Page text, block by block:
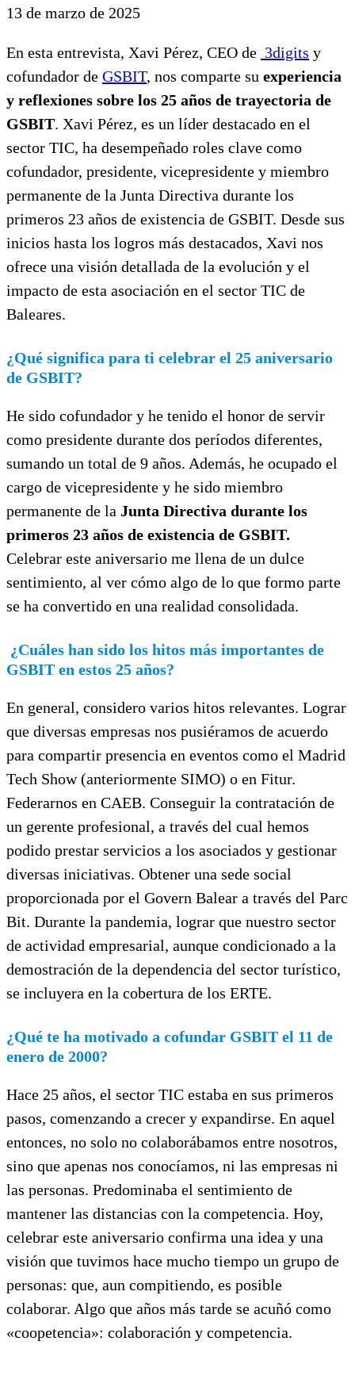
13 de marzo de 2025
En esta entrevista, Xavi Pérez, CEO de 3digits y
cofundador de GSBIT, nos comparte su experiencia
y reflexiones sobre los 25 años de trayectoria de
GSBIT. Xavi Pérez, es un líder destacado en el
sector TIC, ha desempeñado roles clave como
cofundador, presidente, vicepresidente y miembro
permanente de la Junta Directiva durante los
primeros 23 años de existencia de GSBIT. Desde sus
inicios hasta los logros más destacados, Xavi nos
ofrece una visión detallada de la evolución y el
impacto de esta asociación en el sector TIC de
Baleares.
¿Qué significa para ti celebrar el 25 aniversario
de GSBIT?
He sido cofundador y he tenido el honor de servir
como presidente durante dos períodos diferentes,
sumando un total de 9 años. Además, he ocupado el
cargo de vicepresidente y he sido miembro
permanente de la Junta Directiva durante los
primeros 23 años de existencia de GSBIT.
Celebrar este aniversario me llena de un dulce
sentimiento, al ver cómo algo de lo que formo parte
se ha convertido en una realidad consolidada.
¿Cuáles han sido los hitos más importantes de
GSBIT en estos 25 años?
En general, considero varios hitos relevantes. Lograr
que diversas empresas nos pusiéramos de acuerdo
para compartir presencia en eventos como el Madrid
Tech Show (anteriormente SIMO) o en Fitur.
Federarnos en CAEB. Conseguir la contratación de
un gerente profesional, a través del cual hemos
podido prestar servicios a los asociados y gestionar
diversas iniciativas. Obtener una sede social
proporcionada por el Govern Balear a través del Parc
Bit. Durante la pandemia, lograr que nuestro sector
de actividad empresarial, aunque condicionado a la
demostración de la dependencia del sector turístico,
se incluyera en la cobertura de los ERTE.
¿Qué te ha motivado a cofundar GSBIT el 11 de
enero de 2000?
Hace 25 años, el sector TIC estaba en sus primeros
pasos, comenzando a crecer y expandirse. En aquel
entonces, no solo no colaborábamos entre nosotros,
sino que apenas nos conocíamos, ni las empresas ni
las personas. Predominaba el sentimiento de
mantener las distancias con la competencia. Hoy,
celebrar este aniversario confirma una idea y una
visión que tuvimos hace mucho tiempo un grupo de
personas: que, aun compitiendo, es posible
colaborar. Algo que años más tarde se acuñó como
«coopetencia»: colaboración y competencia.